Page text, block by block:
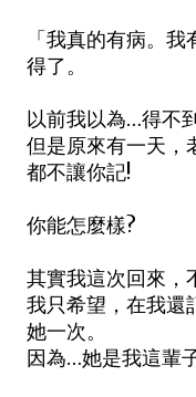
「我真的有病。
得了。
以前我以為…得不
但是原來有一天，
都不讓你記!
你能怎麼樣?
其實我這次回來，
我只希望，在我還
她一次。
因為…她是我這輩